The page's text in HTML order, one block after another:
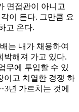
면접관이 아니고
이 든다. 그만큼 요
고 온다.
는 내가 채용하여
박해져 가고 있다.
무에 투입할 수 있
이고 치열한 경쟁 하
년 가르치는 것에